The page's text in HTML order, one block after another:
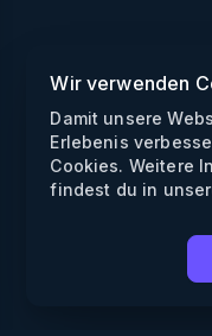
Wir verwenden
Damit unsere
Erlebenis
Cookies. Weitere
findest du in